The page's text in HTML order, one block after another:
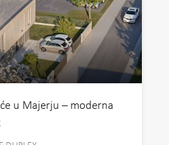
u Majerju – moderna